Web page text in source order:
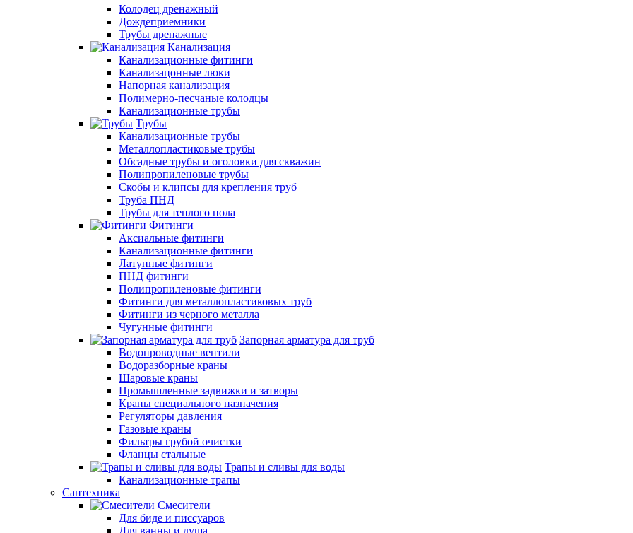
Колодец дренажный
Дождеприемники
Трубы дренажные
Канализация
Канализационные фитинги
Канализацонные люки
Напорная канализация
Полимерно-песчаные колодцы
Канализационные трубы
Трубы
Канализационные трубы
Металлопластиковые трубы
Обсадные трубы и оголовки для скважин
Полипропиленовые трубы
Скобы и клипсы для крепления труб
Труба ПНД
Трубы для теплого пола
Фитинги
Аксиальные фитинги
Канализационные фитинги
Латунные фитинги
ПНД фитинги
Полипропиленовые фитинги
Фитинги для металлопластиковых труб
Фитинги из черного металла
Чугунные фитинги
Запорная арматура для труб
Водопроводные вентили
Водоразборные краны
Шаровые краны
Промышленные задвижки и затворы
Краны специального назначения
Регуляторы давления
Газовые краны
Фильтры грубой очистки
Фланцы стальные
Трапы и сливы для воды
Канализационные трапы
Сантехника
Смесители
Для биде и писсуаров
Для ванны и душа